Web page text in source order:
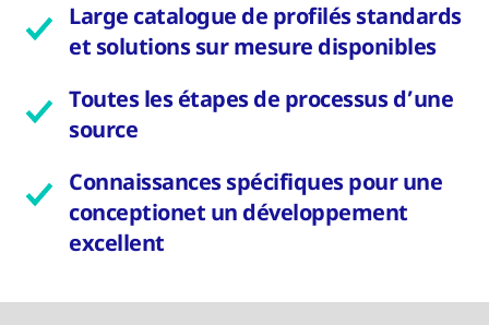
Large catalogue de profilés standards
et solutions sur mesure disponibles
Toutes les étapes de processus d’une
source
Connaissances spécifiques pour une
conceptionet un développement
excellent